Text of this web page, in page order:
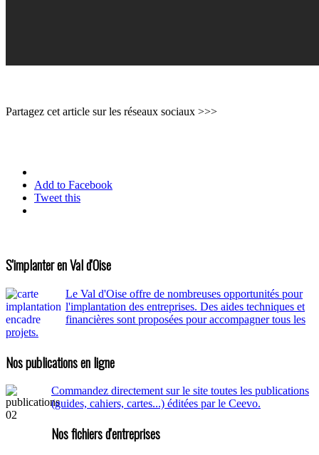
Partagez cet article sur les réseaux sociaux >>>
Add to Facebook
Tweet this
S'implanter en Val d'Oise
Le Val d'Oise offre de nombreuses opportunités pour
l'implantation des entreprises. Des aides techniques et
financières sont proposées pour accompagner tous les
projets.
Nos publications en ligne
Commandez directement sur le site toutes les publications
(guides, cahiers, cartes...) éditées par le Ceevo.
Nos fichiers d'entreprises